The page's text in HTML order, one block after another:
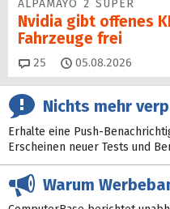
ALPAMAYO 2 SUPER
Nvidia gibt offenes
Fahrzeuge frei
25 Kommentare
05.08.2026
Nichts mehr
Erhalte eine Push-
Erscheinen neuer Tests und
Warum